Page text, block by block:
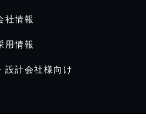
社情報
用情報
設計会社様向け